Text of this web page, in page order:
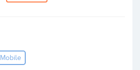
Mobile